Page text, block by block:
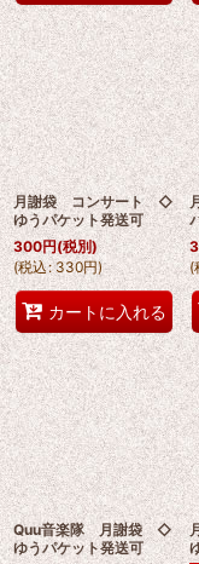
月謝袋 コンサート ◇
ゆうパケット発送可
300円(税別)
(税込: 330円)
カートに入れる
(
Quu音楽隊 月謝袋 ◇
ゆうパケット発送可